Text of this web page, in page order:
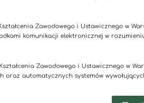
Zawodowego i Ustawicznego w
komunikacji elektronicznej w
Zawodowego i Ustawicznego w
oraz automatycznych systemów